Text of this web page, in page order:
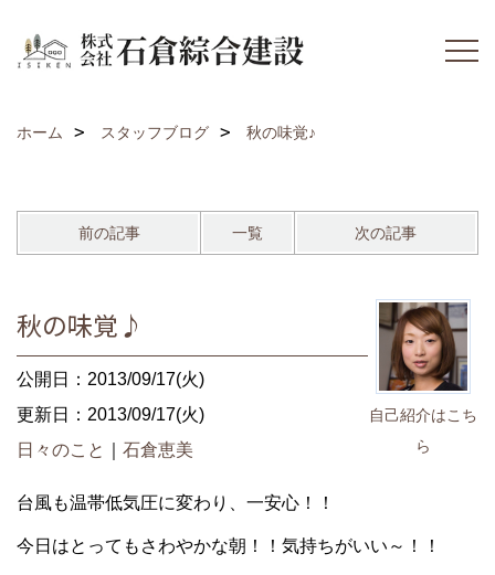
ホーム スタッフブログ 秋の味覚♪
前の記事 一覧 次の記事
自己紹介はこち
ら
秋の味覚♪
公開日：2013/09/17(火)
更新日：2013/09/17(火)
日々のこと
石倉恵美
台風も温帯低気圧に変わり、一安心！！
今日はとってもさわやかな朝！！気持ちがいい～！！